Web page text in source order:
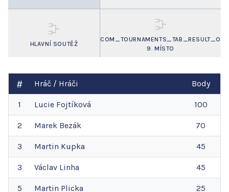
HLAVNÍ SOUTĚŽ
COM_TOURNAMENTS_TAB_RESULT_O
9. MÍSTO
Hráč / Hráči Body
1 Lucie Fojtíková 100
2 Marek Bezák 70
3 Martin Kupka 45
3 Václav Linha 45
5 Martin Plicka 25